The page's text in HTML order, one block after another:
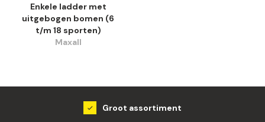
Enkele ladder met
uitgebogen bomen (6
t/m 18 sporten)
Maxall
Groot assortiment